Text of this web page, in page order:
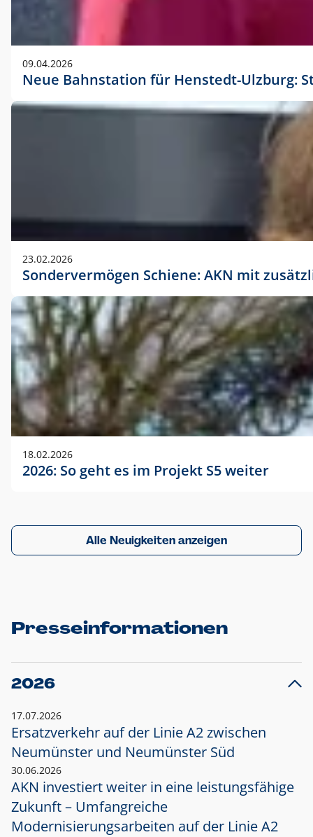
09.04.2026
Neue Bahnstation für Henstedt-Ulzburg:
23.02.2026
Sondervermögen Schiene: AKN mit
18.02.2026
2026: So geht es im Projekt S5 weiter
Alle Neuigkeiten anzeigen
Presseinformationen
2026
17.07.2026
Ersatzverkehr auf der Linie A2 zwischen
Neumünster und Neumünster Süd
30.06.2026
AKN investiert weiter in eine leistungsfähige
Zukunft – Umfangreiche
Modernisierungsarbeiten auf der Linie A2